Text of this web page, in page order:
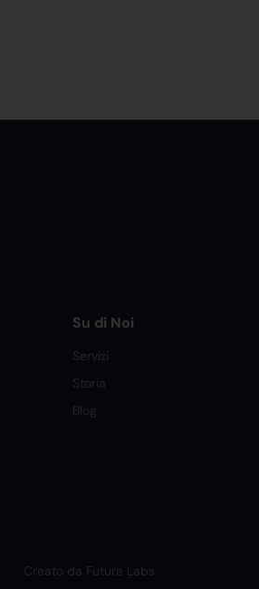
Su di Noi
Servizi
Storia
Blog
Creato da Future Labs